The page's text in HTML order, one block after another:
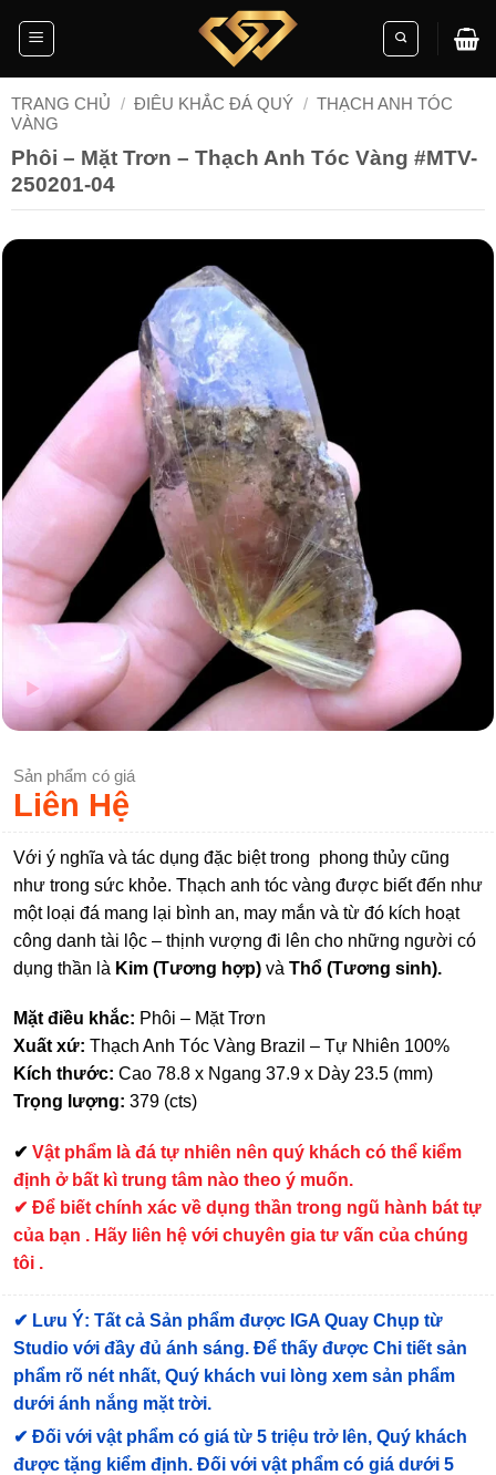
TRANG CHỦ / ĐIÊU KHẮC ĐÁ QUÝ / THẠCH ANH TÓC
VÀNG
Phôi – Mặt Trơn – Thạch Anh Tóc Vàng #MTV-
250201-04
Sản phẩm có giá
Liên Hệ
Với ý nghĩa và tác dụng đặc biệt trong phong thủy cũng
như trong sức khỏe. Thạch anh tóc vàng được biết đến như
một loại đá mang lại bình an, may mắn và từ đó kích hoạt
công danh tài lộc – thịnh vượng đi lên cho những người có
dụng thần là Kim (Tương hợp) và Thổ (Tương sinh).
Mặt điều khắc: Phôi – Mặt Trơn
Xuất xứ: Thạch Anh Tóc Vàng Brazil – Tự Nhiên 100%
Kích thước: Cao 78.8 x Ngang 37.9 x Dày 23.5 (mm)
Trọng lượng: 379 (cts)
✔ Vật phẩm là đá tự nhiên nên quý khách có thể kiểm
định ở bất kì trung tâm nào theo ý muốn.
✔ Để biết chính xác về dụng thần trong ngũ hành bát tự
của bạn . Hãy liên hệ với chuyên gia tư vấn của chúng
tôi .
✔ Lưu Ý: Tất cả Sản phẩm được IGA Quay Chụp từ
Studio với đầy đủ ánh sáng. Để thấy được Chi tiết sản
phẩm rõ nét nhất, Quý khách vui lòng xem sản phẩm
dưới ánh nắng mặt trời.
✔ Đối với vật phẩm có giá từ 5 triệu trở lên, Quý khách
được tặng kiểm định. Đối với vật phẩm có giá dưới 5